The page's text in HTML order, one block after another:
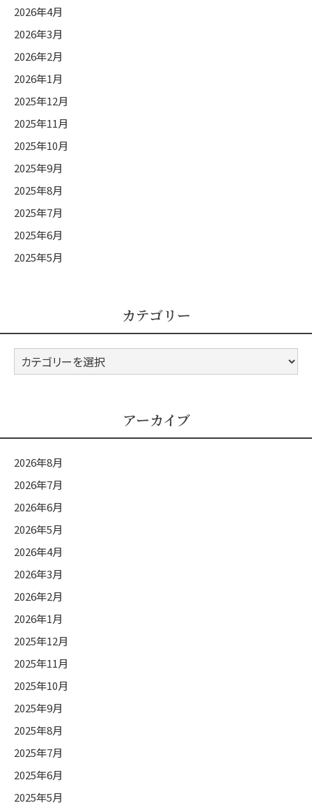
2026年4月
2026年3月
2026年2月
2026年1月
2025年12月
2025年11月
2025年10月
2025年9月
2025年8月
2025年7月
2025年6月
2025年5月
カテゴリー
カ
テ
アーカイブ
2026年8月
2026年7月
2026年6月
2026年5月
2026年4月
2026年3月
2026年2月
2026年1月
2025年12月
2025年11月
2025年10月
2025年9月
2025年8月
2025年7月
2025年6月
2025年5月